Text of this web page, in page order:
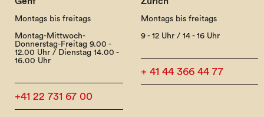
Montags bis freitags
Montag-Mittwoch-
Donnerstag-Freitag 9.00 -
12.00 Uhr / Dienstag 14.00 -
16.00 Uhr
+41 22 731 67 00
Montags bis freitags
9 - 12 Uhr / 14 - 16 Uhr
+ 41 44 366 44 77